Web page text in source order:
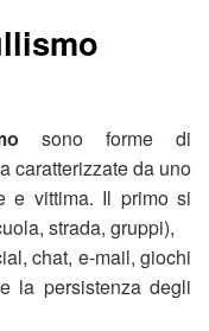
sono forme di
caratterizzate da uno
e vittima. Il primo si
strada, gruppi),
chat, e-mail, giochi
la persistenza degli